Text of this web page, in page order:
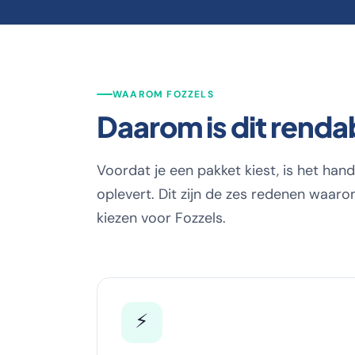
WAAROM FOZZELS
Daarom is dit
Voordat je een pakket kiest, is het
oplevert. Dit zijn de zes redenen
kiezen voor Fozzels.
⚡